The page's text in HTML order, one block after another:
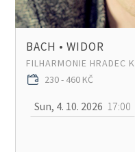
BACH • WIDOR
FILHARMONIE HRADEC
230 - 460 KČ
Sun, 4. 10. 2026 17:00